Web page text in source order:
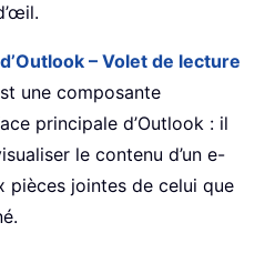
– Volet de lecture
une composante
principale d’Outlook : il
le contenu d’un e-
pièces jointes de celui que